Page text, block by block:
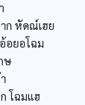
ก หัดณ์เฮย
อยอโฉม
ษ
โฉมแฮ